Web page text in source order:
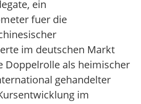
ein
fuer die
im deutschen Markt
Doppelrolle als heimischer
gehandelter
im